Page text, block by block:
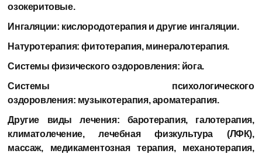
озокеритовые.
Ингаляции: кислородотерапия и другие ингаляции.
Натуротерапия:фитотерапия, минералотерапия.
Системы физического оздоровления: йога.
Системы психологического
оздоровления: музыкотерапия, ароматерапия.
Другие виды лечения: баротерапия, галотерапия,
климатолечение, лечебная физкультура (ЛФК),
массаж, медикаментозная терапия, механотерапия,